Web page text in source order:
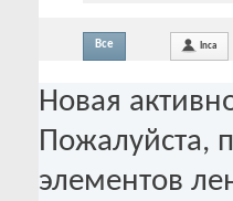
Все Inca
Новая
Пожалуйста,
элементов